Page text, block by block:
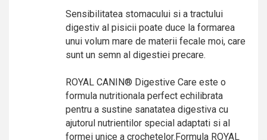
Sensibilitatea stomacului si a tractului
digestiv al pisicii poate duce la formarea
unui volum mare de materii fecale moi, care
sunt un semn al digestiei precare.
ROYAL CANIN® Digestive Care este o
formula nutritionala perfect echilibrata
pentru a sustine sanatatea digestiva cu
ajutorul nutrientilor special adaptati si al
formei unice a crochetelor.Formula ROYAL